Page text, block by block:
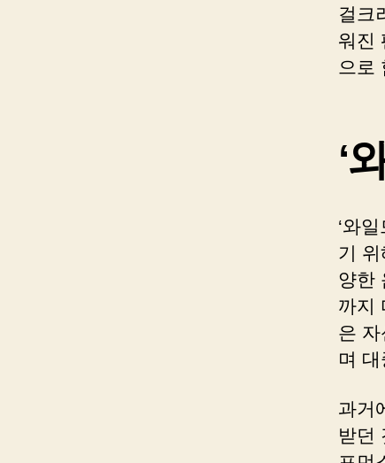
걸크
워진
으로
‘
‘와
기
양한
까지
은
며
과거
받던